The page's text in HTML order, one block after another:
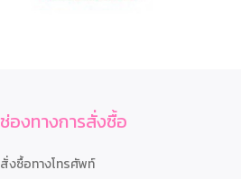
ช่องทางการสั่งซื้อ
สั่งซื้อทางโทรศัพท์